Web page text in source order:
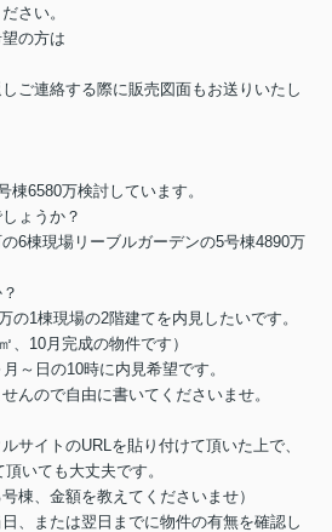
さい。
の方は
ご連絡する際に販売図面もお送りいたし
棟6580万検討しています。
ょうか？
6棟現場リーブルガーデンの5号棟4890万
の1棟現場の2階建てを内見したいです。
、10月完成の物件です）
～日の10時に内見希望です。
んので自由に書いてくださいませ。
サイトのURLを貼り付けて頂いた上で、
いても大丈夫です。
棟、金額を教えてくださいませ）
、または翌日までに物件の有無を確認し